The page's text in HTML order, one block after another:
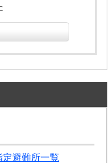
避難所一覧